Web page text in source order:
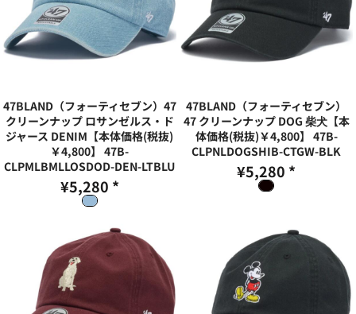
47BLAND（フォーティセブン）47
クリーンナップ ロサンゼルス・ド
ジャース DENIM【本体価格(税抜)
￥4,800】
47B-
CLPMLBMLLOSDOD-DEN-LTBLU
¥5,280 *
47BLAND（フォーティセブン）
47 クリーンナップ DOG 柴犬【本
体価格(税抜)￥4,800】 47B-
CLPNLDOGSHIB-CTGW-BLK
¥5,280 *